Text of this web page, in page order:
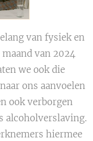
van fysiek en
van 2024
we ook die
ons aanvoelen
ook verborgen
alcoholverslaving.
hiermee